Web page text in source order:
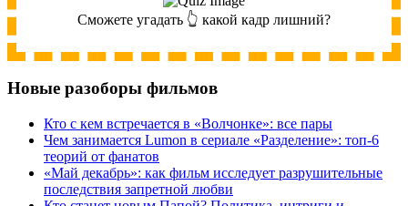
Сможете угадать 👆 какой кадр лишний?
Новые разоборы фильмов
Кто с кем встречается в «Волчонке»: все пары
Чем занимается Lumon в сериале «Разделение»: топ-6
теорий от фанатов
«Май декабрь»: как фильм исследует разрушительные
последствия запретной любви